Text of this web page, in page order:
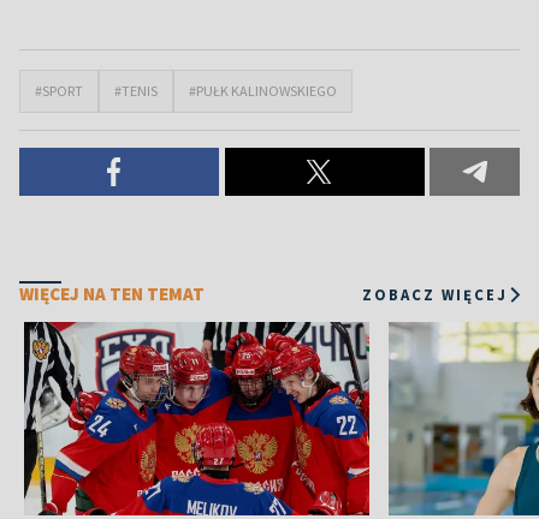
#SPORT #TENIS #PUŁK KALINOWSKIEGO
WIĘCEJ NA TEN TEMAT ZOBACZ WIĘCEJ